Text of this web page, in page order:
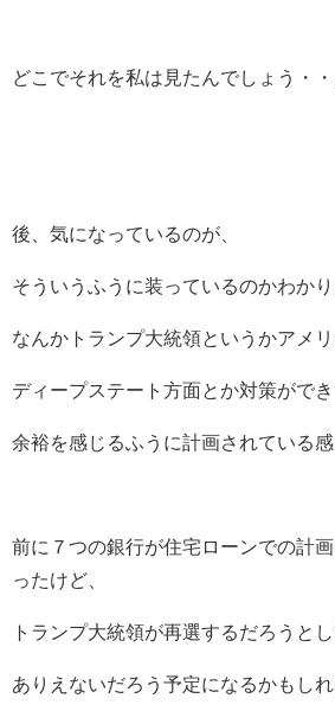
どこでそれを私は見たんでしょう・・
後、気になっているのが、
そういうふうに装っているのかわかり
なんかトランプ大統領というかアメ
ディープステート方面とか対策がで
余裕を感じるふうに計画されている感
前に７つの銀行が住宅ローンでの計
ったけど、
トランプ大統領が再選するだろうとし
ありえないだろう予定になるかもし